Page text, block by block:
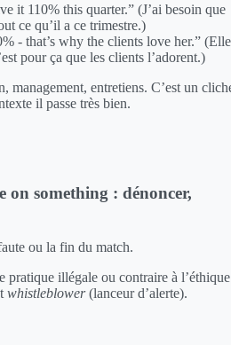
it 110% this quarter.” (J’ai besoin que
ce qu’il a ce trimestre.)
- that’s why the clients love her.” (Elle
pour ça que les clients l’adorent.)
management, entretiens. C’est un
il passe très bien.
on something : dénoncer,
ou la fin du match.
pratique illégale ou contraire à
whistleblower(lanceur d’alerte).